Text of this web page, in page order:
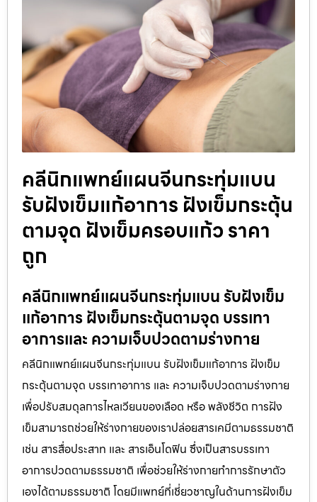
คลีนิกแพทย์แผนจีนกระทุ่มแบน
รับฝังเข็มแก้อาการ ฝังเข็มกระตุ้น
ตามจุด ฝังเข็มครอบแก้ว ราคา
ถูก
คลีนิกแพทย์แผนจีนกระทุ่มแบน รับฝังเข็ม
แก้อาการ ฝังเข็มกระตุ้นตามจุด บรรเทา
อาการและ ความเจ็บปวดตามร่างกาย
คลีนิกแพทย์แผนจีนกระทุ่มแบน รับฝังเข็มแก้อาการ ฝังเข็ม
กระตุ้นตามจุด บรรเทาอาการ และ ความเจ็บปวดตามร่างกาย
เพื่อปรับสมดุลการไหลเวียนของเลือด หรือ พลังชีวิต การฝัง
เข็มสามารถช่วยให้ร่างกายของเราปล่อยสารเคมีตามธรรมชาติ
เช่น สารสื่อประสาท และ สารเอ็นโดฟิน ซึ่งเป็นสารบรรเทา
อาการปวดตามธรรมชาติ เพื่อช่วยให้ร่างกายทำการรักษาตัว
เองได้ตามธรรมชาติ โดยมีแพทย์ที่เชี่ยวชาญในด้านการฝังเข็ม